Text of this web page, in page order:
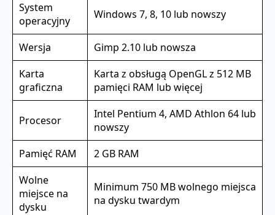
System
operacyjny
Windows 7, 8, 10 lub nowszy
Wersja
Gimp 2.10 lub nowsza
Karta
graficzna
Karta z obsługą OpenGL z 512 MB
pamięci RAM lub więcej
Procesor
Intel Pentium 4, AMD Athlon 64 lub
nowszy
Pamięć RAM
2 GB RAM
Wolne
miejsce na
dysku
Minimum 750 MB wolnego miejsca
na dysku twardym